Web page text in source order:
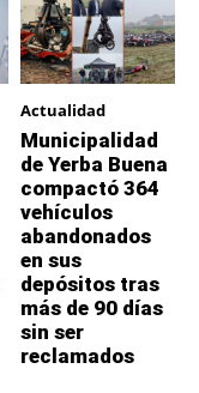
Actualidad
Municipalidad
de Yerba Buena
compactó 364
vehículos
abandonados
en sus
depósitos tras
más de 90 días
sin ser
reclamados